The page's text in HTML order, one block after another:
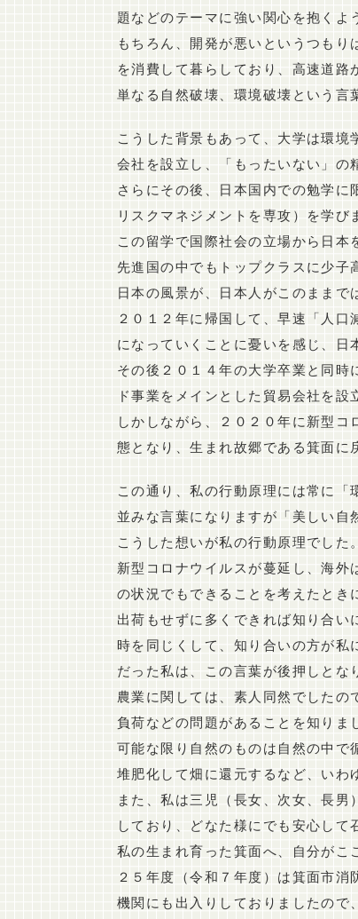
題などのテーマに強い関心を抱くよ
もちろん、開発が悪いというつも
を消費して暮らしており、高速道路
単なる自然破壊、環境破壊という言
こうした背景もあって、大学は環
会社を設立し、「もったいない」の
さらにその後、日本国内での勉学
リスクマネジメントを専攻）を学び
この留学で国際社会の立場から日本
先進国の中でもトップクラスに少子
日本の風景が、日本人がこのままで
２０１２年に帰国して、早速「人
になっていくことに憂いを感じ、日
その後２０１４年の大学卒業と同
ド事業をメインとした貿易会社を
しかしながら、２０２０年に新型
態となり、生まれ故郷である箕面に
この通り、私の行動原理には常に
並みな言葉になりますが「美しい自
こうした想いが私の行動原理でした。
新型コロナウイルスが蔓延し、海外
の状況でもできることを考えたとき
出荷もせずに多くできれば知り合い
時を同じくして、知り合いの方が私
だった私は、この言葉が後押しとな
農業に関しては、素人同然でした
負荷などの問題があることを知りま
可能な限り自然のものは自然の中で
堆肥化して畑に還元するなど、いわ
また、私は三児（長女、次女、長
しており、どなた様にでも安心して
私の生まれ育った箕面へ、自分がこ
２５年度（令和７年度）は箕面市
機関にも出入りしておりましたので